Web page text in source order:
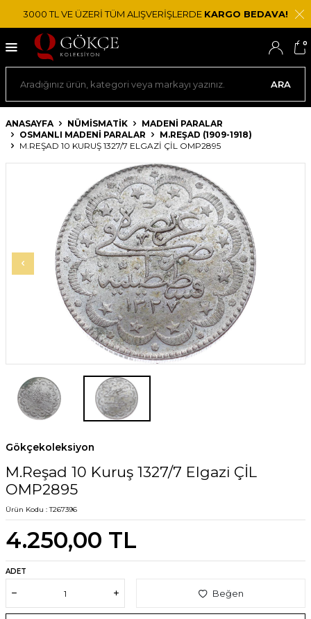
3000 TL VE ÜZERİ TÜM ALIŞVERİŞLERDE KARGO BEDAVA!
ARA
0
ANASAYFA NÜMİSMATİK
MADENI PARALAR
OSMANLI MADENI PARALAR
M.REŞAD (1909-1918)
M.REŞAD 10 KURUŞ 1327/7 ELGAZI ÇİL OMP2895
Gökçekoleksiyon
M.Reşad 10 Kuruş 1327/7 Elgazi ÇİL
OMP2895
Ürün Kodu :T267396
4.250,00 TL
ADET
Beğen